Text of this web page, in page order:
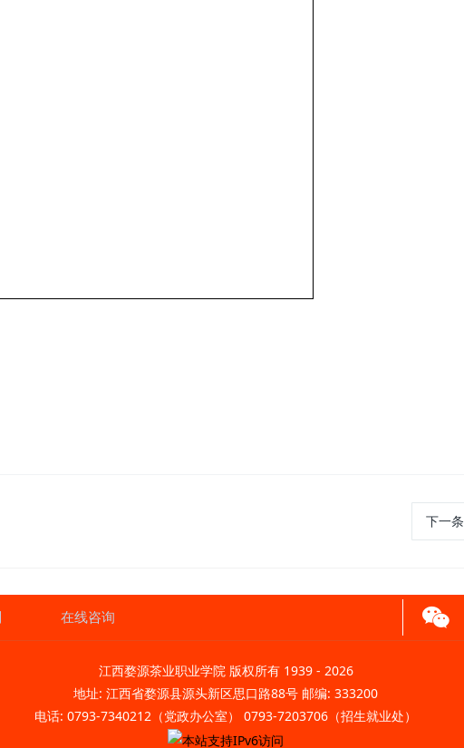
下一条
在线咨询
江西婺源茶业职业学院 版权所有 1939 - 2026
地址: 江西省婺源县源头新区思口路88号 邮编: 333200
电话: 0793-7340212（党政办公室） 0793-7203706（招生就业处）